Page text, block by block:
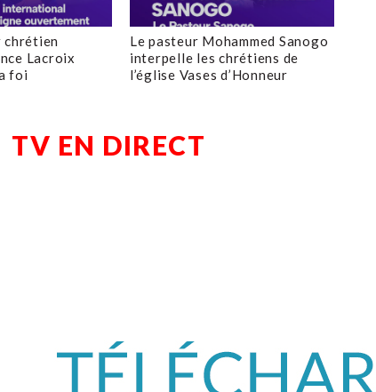
Lacroix
foi
Le pasteur Mohammed Sanogo
interpelle les chrétiens de
l’église Vases d’Honneur
TV EN DIRECT